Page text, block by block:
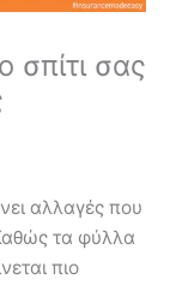
σπίτι σας
αλλαγές που
τα φύλλα
πιο